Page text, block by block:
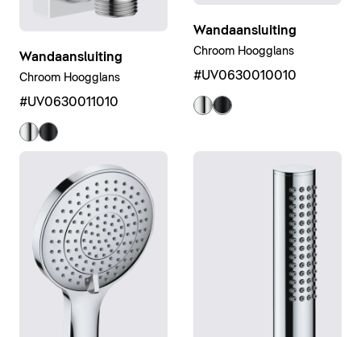
Wandaansluiting
Chroom Hoogglans
#UV0630011010
Wandaansluiting
Chroom Hoogglans
#UV0630010010